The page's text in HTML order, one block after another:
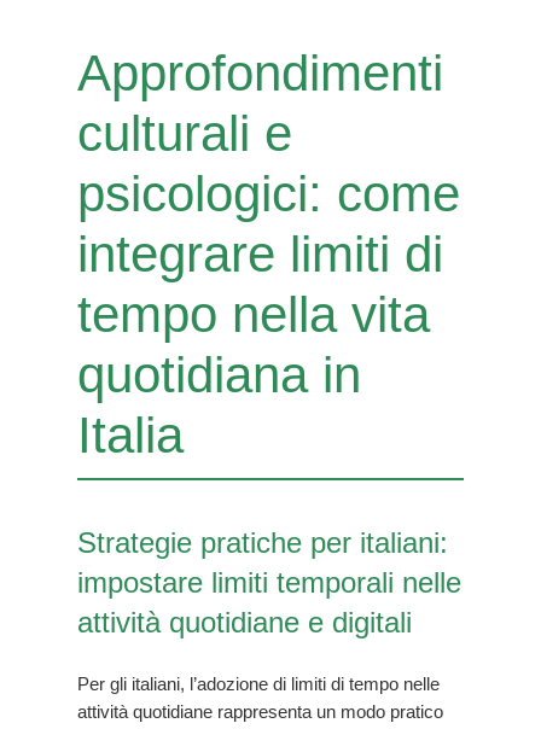
Approfondimenti
culturali e
psicologici: come
integrare limiti di
tempo nella vita
quotidiana in
Italia
Strategie pratiche per italiani:
impostare limiti temporali nelle
attività quotidiane e digitali
Per gli italiani, l’adozione di limiti di tempo nelle
attività quotidiane rappresenta un modo pratico